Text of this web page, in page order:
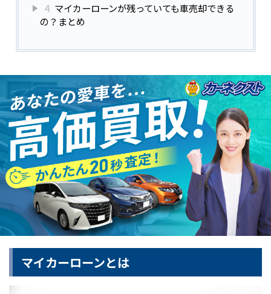
4 マイカーローンが残っていても車売却できる
の？まとめ
マイカーローンとは